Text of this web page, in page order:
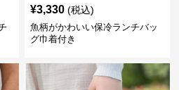
¥3,330 (税込)
魚柄がかわいい保冷ランチバッ
グ巾着付き